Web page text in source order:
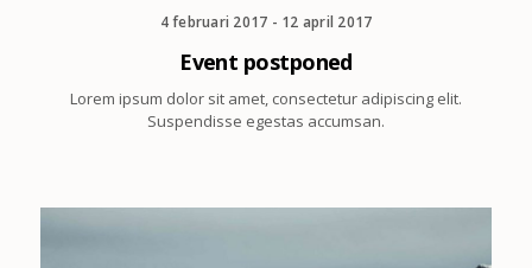
4 februari 2017 - 12 april 2017
Event postponed
Lorem ipsum dolor sit amet, consectetur adipiscing elit.
Suspendisse egestas accumsan.